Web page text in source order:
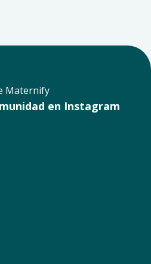
Maternify
en Instagram